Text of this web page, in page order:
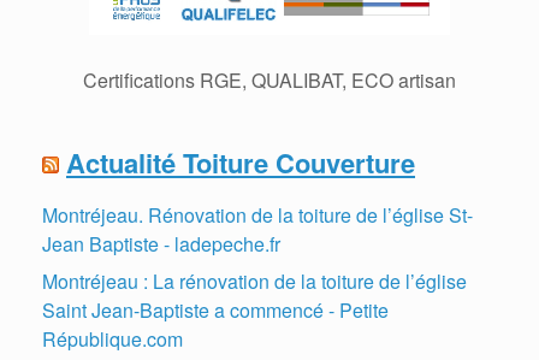
Certifications RGE, QUALIBAT, ECO artisan
Actualité Toiture Couverture
Montréjeau. Rénovation de la toiture de l’église St-
Jean Baptiste - ladepeche.fr
Montréjeau : La rénovation de la toiture de l’église
Saint Jean-Baptiste a commencé - Petite
République.com